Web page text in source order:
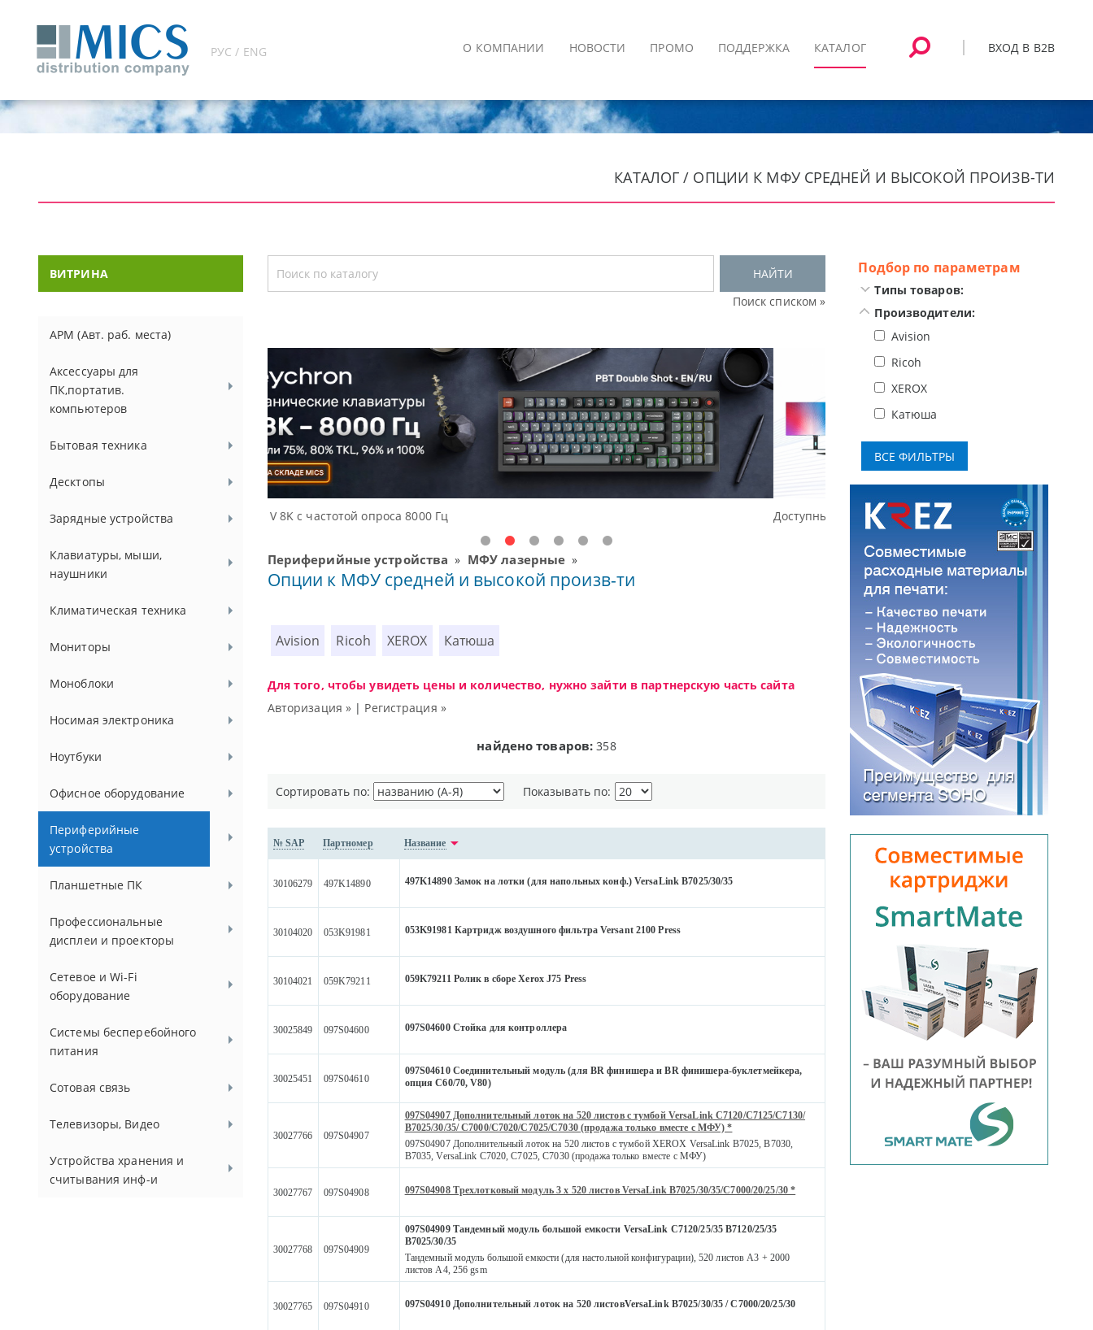
РУС / ENG ВХОД В B2B
О КОМПАНИИ НОВОСТИ ПРОМО ПОДДЕРЖКА КАТАЛОГ
КАТАЛОГ / ОПЦИИ К МФУ СРЕДНЕЙ И ВЫСОКОЙ ПРОИЗВ-ТИ
ВИТРИНА
АРМ (Авт. раб. места)
Аксессуары для
ПК,портатив.
компьютеров
Бытовая техника
Десктопы
Зарядные устройства
Клавиатуры, мыши,
наушники
Климатическая техника
Мониторы
Моноблоки
Носимая электроника
Ноутбуки
Офисное оборудование
Периферийные
устройства
Планшетные ПК
Профессиональные
дисплеи и проекторы
Сетевое и Wi-Fi
оборудование
Системы бесперебойного
питания
Сотовая связь
Телевизоры, Видео
Устройства хранения и
считывания инф-и
НАЙТИ
Поиск списком »
Доступные решения начального уровня, новые мониторы Oceanview. Высокотехнологичная игровая периферия
Периферийные устройства » МФУ лазерные »
Опции к МФУ средней и высокой произв-ти
Avision Ricoh XEROX Катюша
Для того, чтобы увидеть цены и количество, нужно зайти в партнерскую часть сайта
Авторизация » | Регистрация »
найдено товаров: 358
Сортировать по: Показывать по:
№ SAP Партномер Название
30106279 497K14890 497K14890 Замок на лотки (для напольных конф.) VersaLink B7025/30/35
30104020 053K91981 053K91981 Картридж воздушного фильтра Versant 2100 Press
30104021 059K79211 059K79211 Ролик в сборе Xerox J75 Press
30025849 097S04600 097S04600 Стойка для контроллера
30025451 097S04610
097S04610 Соединительный модуль (для BR финишера и BR финишера-буклетмейкера,
опция C60/70, V80)
30027766 097S04907
097S04907 Дополнительный лоток на 520 листов с тумбой VersaLink C7120/C7125/C7130/
B7025/30/35/ C7000/C7020/C7025/C7030 (продажа только вместе с МФУ) *
097S04907 Дополнительный лоток на 520 листов с тумбой XEROX VersaLink B7025, B7030,
B7035, VersaLink C7020, C7025, C7030 (продажа только вместе с МФУ)
30027767 097S04908 097S04908 Трехлотковый модуль 3 х 520 листов VersaLink B7025/30/35/C7000/20/25/30 *
30027768 097S04909
097S04909 Тандемный модуль большой емкости VersaLink C7120/25/35 B7120/25/35
B7025/30/35
Тандемный модуль большой емкости (для настольной конфигурации), 520 листов А3 + 2000
листов А4, 256 gsm
30027765 097S04910 097S04910 Дополнительный лоток на 520 листовVersaLink B7025/30/35 / C7000/20/25/30
Подбор по параметрам
Типы товаров:
Производители:
Avision
Ricoh
XEROX
Катюша